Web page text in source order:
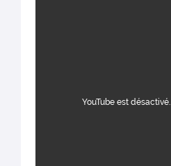
YouTube est désactivé.